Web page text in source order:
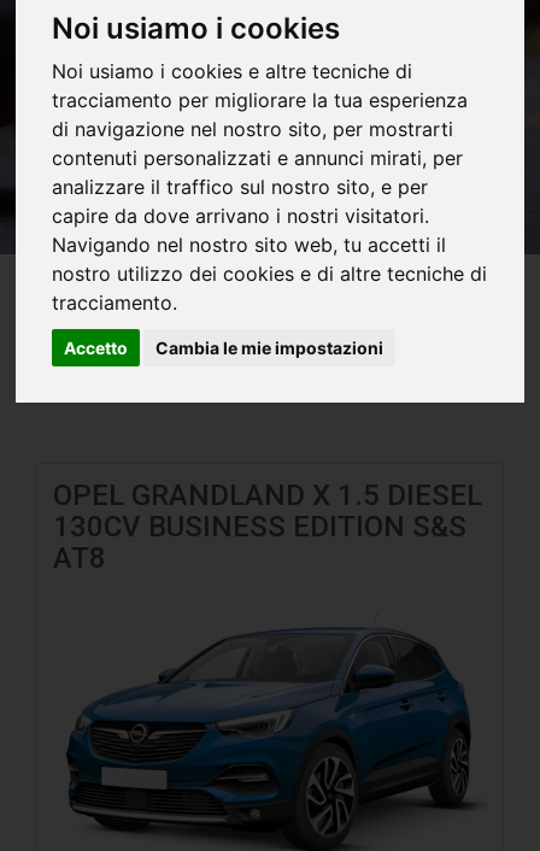
Noi usiamo i cookies
Noi usiamo i cookies e altre tecniche di
tracciamento per migliorare la tua esperienza
di navigazione nel nostro sito, per mostrarti
contenuti personalizzati e annunci mirati, per
analizzare il traffico sul nostro sito, e per
capire da dove arrivano i nostri visitatori.
Navigando nel nostro sito web, tu accetti il
nostro utilizzo dei cookies e di altre tecniche di
tracciamento.
Accetto Cambia le mie impostazioni
Ordina per
OPEL GRANDLAND X 1.5 DIESEL
130CV BUSINESS EDITION S&S
AT8